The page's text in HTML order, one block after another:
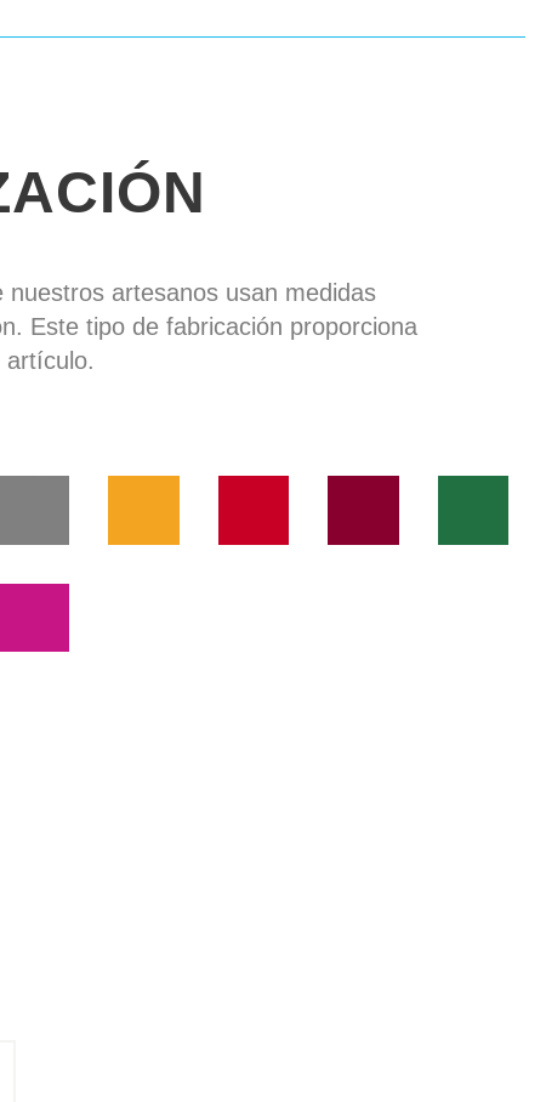
artesanos usan medidas
Este tipo de fabricación proporciona
artículo.